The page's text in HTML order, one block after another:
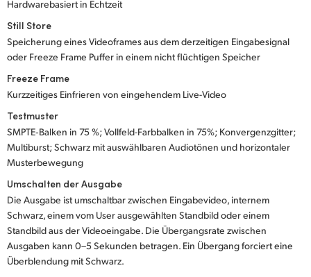
Hardwarebasiert in Echtzeit
Still Store
Speicherung eines Videoframes aus dem derzeitigen Eingabesignal
oder Freeze Frame Puffer in einem nicht flüchtigen Speicher
Freeze Frame
Kurzzeitiges Einfrieren von eingehendem Live-Video
Testmuster
SMPTE‑Balken in 75 %; Vollfeld-Farbbalken in 75%; Konvergenzgitter;
Multiburst; Schwarz mit auswählbaren Audiotönen und horizontaler
Musterbewegung
Umschalten der Ausgabe
Die Ausgabe ist umschaltbar zwischen Eingabevideo, internem
Schwarz, einem vom User ausgewählten Standbild oder einem
Standbild aus der Videoeingabe. Die Übergangsrate zwischen
Ausgaben kann 0–5 Sekunden betragen. Ein Übergang forciert eine
Überblendung mit Schwarz.